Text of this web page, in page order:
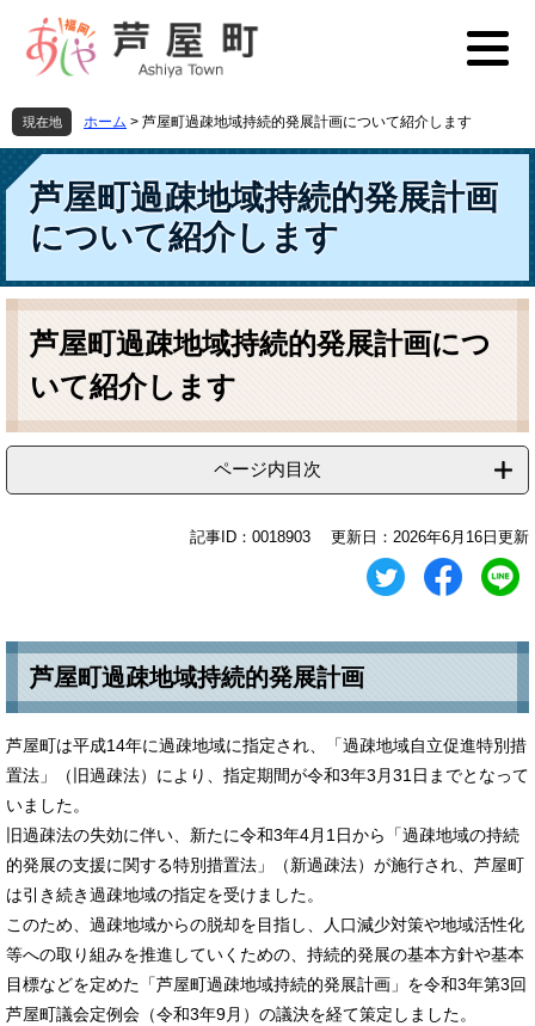
先
頭
す
を
飛
し
へ
現在地 ホーム > 芦屋町過疎地域持続的発展計画について紹介します
芦屋町過疎地域持続的発展計画
について紹介します
本
芦屋町過疎地域持続的発展計画につ
いて紹介します
ページ内目次
記事ID：0018903 更新日：2026年6月16日更新
芦屋町過疎地域持続的発展計画
芦屋町は平成14年に過疎地域に指定され、「過疎地域自立促進特別措
置法」（旧過疎法）により、指定期間が令和3年3月31日までとなって
いました。
旧過疎法の失効に伴い、新たに令和3年4月1日から「過疎地域の持続
的発展の支援に関する特別措置法」（新過疎法）が施行され、芦屋町
は引き続き過疎地域の指定を受けました。
このため、過疎地域からの脱却を目指し、人口減少対策や地域活性化
等への取り組みを推進していくための、持続的発展の基本方針や基本
目標などを定めた「芦屋町過疎地域持続的発展計画」を令和3年第3回
芦屋町議会定例会（令和3年9月）の議決を経て策定しました。